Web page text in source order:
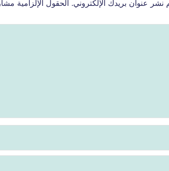
نشر عنوان بريدك الإلكتروني. الحقول الإلزامية